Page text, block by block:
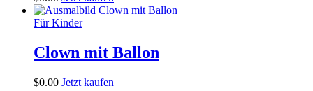
Für Kinder
Clown mit Ballon
$0.00 Jetzt kaufen